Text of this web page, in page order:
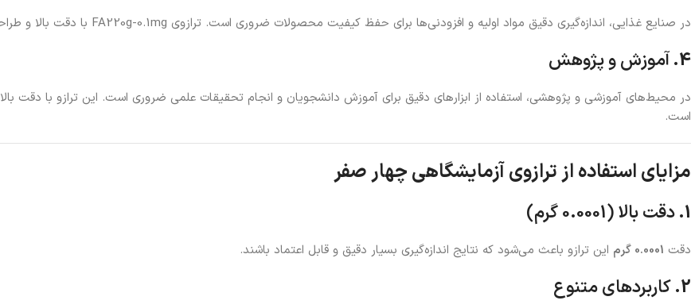
در صنایع غذایی، اندازه‌گیری دقیق مواد اولیه و افزودنی‌ها برای حفظ کیفیت محصولات ضروری است. ترازوی FA220g-0.1mg با دقت بالا و طراحی کاربرپسند، گزینه‌ای مناسب برای این صنعت است.
4. آموزش و پژوهش
در محیط‌های آموزشی و پژوهشی، استفاده از ابزارهای دقیق برای آموزش دانشجویان و انجام تحقیقات علمی ضروری است. این ترازو با دقت بالا
است.
مزایای استفاده از ترازوی آزمایشگاهی چهار صفر
1. دقت بالا (0.0001 گرم)
دقت 0.0001 گرم این ترازو باعث می‌شود که نتایج اندازه‌گیری بسیار دقیق و قابل اعتماد باشند.
2. کاربردهای متنوع